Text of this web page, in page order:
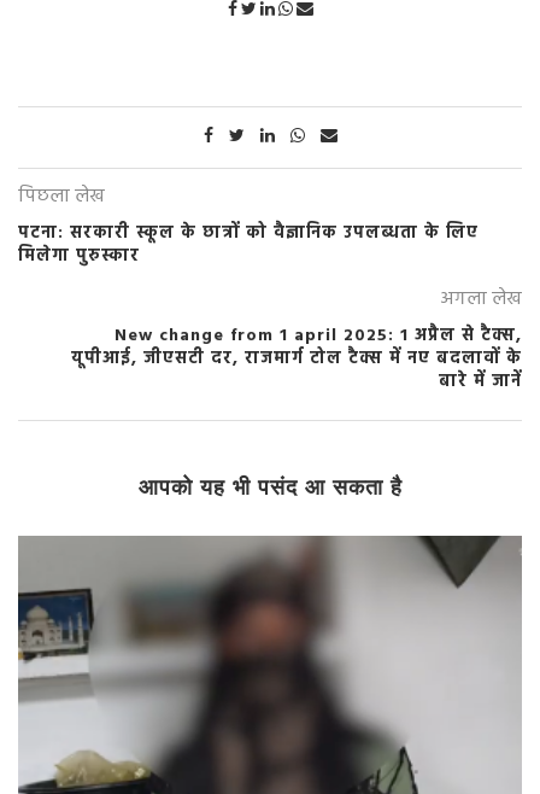
पिछला लेख
पटना: सरकारी स्कूल के छात्रों को वैज्ञानिक उपलब्धता के लिए
मिलेगा पुरुस्कार
अगला लेख
New change from 1 april 2025: 1 अप्रैल से टैक्स,
यूपीआई, जीएसटी दर, राजमार्ग टोल टैक्स में नए बदलावों के
बारे में जानें
आपको यह भी पसंद आ सकता है